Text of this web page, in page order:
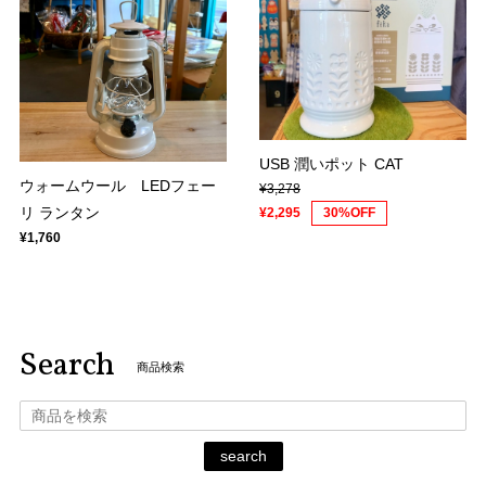
ウォームウール LEDフェー
リ ランタン
¥1,760
USB 潤いポット CAT
¥3,278
¥2,295
30%OFF
Search 商品検索
search